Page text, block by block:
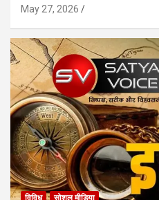
May 27, 2026
विविध सोशल मीडिया